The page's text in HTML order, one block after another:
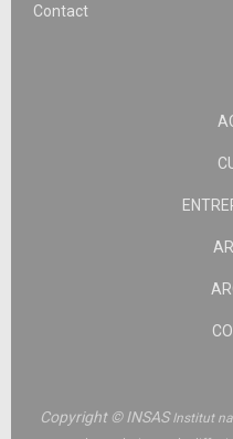
Contact
Copyright © INSASInstitut